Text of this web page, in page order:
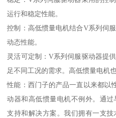
运行和稳定性能。
控制：高低惯量电机结合V系列伺
动态性能。
灵活可定制：V系列伺服驱动器提
足不同工况的需求。高低惯量电机
性能：西门子的产品一直以来都以
动器和高低惯量电机不例外。通
支持和解决方案。我们拥有一支